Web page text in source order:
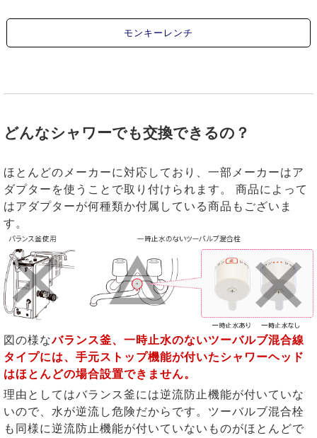
モンキーレンチ
どんなシャワーでも交換できるの？
ほとんどのメーカーに対応しており、一部メーカーはア
ダプターを使うことで取り付けられます。 商品によって
はアダプターが何種類か付属している商品もございま
す。
図の様なバランス釜、一時止水のないツーバルブ混合線
タイプには、手元ストップ機能が付いたシャワーヘッド
はほとんどの場合設置できません。
理由としてはバランス釜には逆流防止機能が付いていな
いので、水が逆流し危険だからです。ツーバルブ混合栓
も同様に逆流防止機能が付いていないものがほとんどで